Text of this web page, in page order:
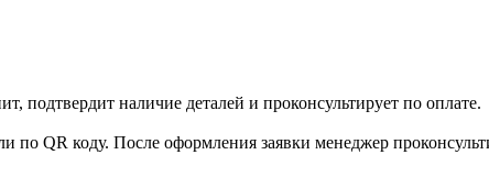
подтвердит наличие деталей и проконсультирует по оплате.
QR коду. После оформления заявки менеджер